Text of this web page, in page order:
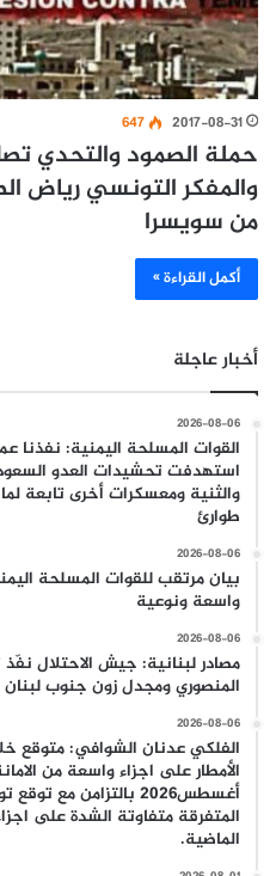
2017-08-31
647
والمفكر التونسي رياض
من سويسرا
أكمل القراءة »
أخبار عاجلة
2026-08-06
القوات المسلحة اليمنية:
استهدفت تحشيدات العدو
والثنية ومعسكرات أخرى تابعة
طوارئ
2026-08-06
بيان مرتقب للقوات المسلحة
واسعة ونوعية
2026-08-06
مصادر لبنانية: جيش الاحتلال
المنصوري ومجدل زون جنوب لبنان
2026-08-06
أغسطس2026 بالتزامن
المتفرقة متفاوتة الشدة على
الماضية.